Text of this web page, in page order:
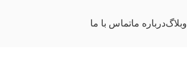
وبلاگدرباره ماتماس با ما